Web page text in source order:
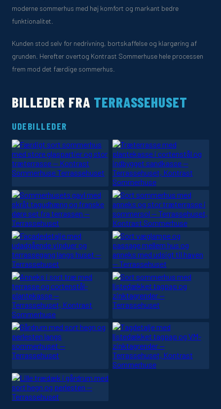
moderne sommerhus med høj komfort og markant bedre
funktionalitet.
Kunden stod selv for nedrivning, bortskaffelse og klargøring af
grunden. Herefter overtog Kontrast Sommerhuse hele processen
frem mod det færdige sommerhus.
BILLEDER FRA TERRASSEHUSET
UDEBILLEDER